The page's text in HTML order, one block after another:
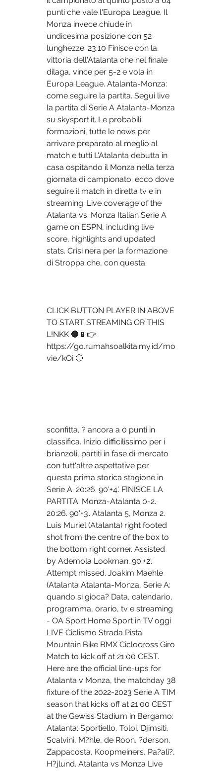
punti che vale l'Europa League. Il
Monza invece chiude in
undicesima posizione con 52
lunghezze. 23:10 Finisce con la
vittoria dell'Atalanta che nel finale
dilaga, vince per 5-2 e vola in
Europa League. Atalanta-Monza:
come seguire la partita. Segui live
la partita di Serie A Atalanta-Monza
su skysport.it. Le probabili
formazioni, tutte le news per
arrivare preparato al meglio al
match e tutti L'Atalanta debutta in
casa ospitando il Monza nella terza
giornata di campionato: ecco dove
seguire il match in diretta tv e in
streaming. Live coverage of the
Atalanta vs. Monza Italian Serie A
game on ESPN, including live
score, highlights and updated
stats. Crisi nera per la formazione
di Stroppa che, con questa
CLICK BUTTON PLAYER IN ABOVE
TO START STREAMING OR THIS
L!NKK 🔴📱👉
https://go.rumahsoalkita.my.id/mo
vie/kOi 🔴
sconfitta, ? ancora a 0 punti in
classifica. Inizio difficilissimo per i
brianzoli, partiti in fase di mercato
con tutt'altre aspettative per
questa prima storica stagione in
Serie A. 20:26. 90'+4'. FINISCE LA
PARTITA: Monza-Atalanta 0-2.
20:26. 90'+3'. Atalanta 5, Monza 2.
Luis Muriel (Atalanta) right footed
shot from the centre of the box to
the bottom right corner. Assisted
by Ademola Lookman. 90'+2'.
Attempt missed. Joakim Maehle
(Atalanta Atalanta-Monza, Serie A:
quando si gioca? Data, calendario,
programma, orario, tv e streaming
- OA Sport Home Sport in TV oggi
LIVE Ciclismo Strada Pista
Mountain Bike BMX Ciclocross Giro
Match to kick off at 21:00 CEST.
Here are the official line-ups for
Atalanta v Monza, the matchday 38
fixture of the 2022-2023 Serie A TIM
season that kicks off at 21:00 CEST
at the Gewiss Stadium in Bergamo:
Atalanta: Sportiello, Toloi, Djimsiti,
Scalvini, M?hle, de Roon, ?derson,
Zappacosta, Koopmeiners, Pa?ali?,
H?jlund. Atalanta vs Monza Live